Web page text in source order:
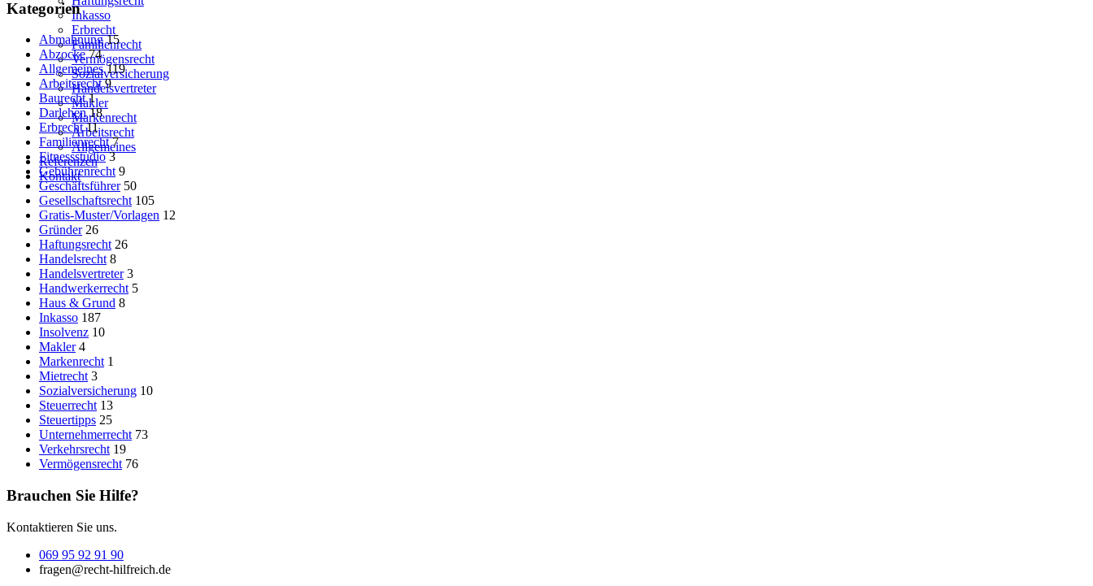
Inkasso
Erbrecht
Familienrecht
Vermögensrecht
Sozialversicherung
Handelsvertreter
Makler
Markenrecht
Arbeitsrecht
Allgemeines
Referenzen
Kontakt
Kategorien
Abmahnung 15
Abzocke 74
Allgemeines 119
Arbeitsrecht 9
Baurecht 1
Darlehen 18
Erbrecht 11
Familienrecht 7
Fitnessstudio 3
Gebührenrecht 9
Geschäftsführer 50
Gesellschaftsrecht 105
Gratis-Muster/Vorlagen 12
Gründer 26
Haftungsrecht 26
Handelsrecht 8
Handelsvertreter 3
Handwerkerrecht 5
Haus & Grund 8
Inkasso 187
Insolvenz 10
Makler 4
Markenrecht 1
Mietrecht 3
Sozialversicherung 10
Steuerrecht 13
Steuertipps 25
Unternehmerrecht 73
Verkehrsrecht 19
Vermögensrecht 76
Brauchen Sie Hilfe?
Kontaktieren Sie uns.
069 95 92 91 90
fragen@recht-hilfreich.de